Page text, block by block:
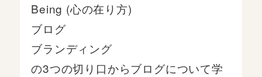
Being (心の在り方)
ブログ
ブランディング
の3つの切り口からブログについて学